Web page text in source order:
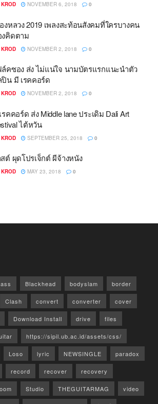
KROD NOVEMBER 6, 2018 0
งหลวง 2019 เพลงสะท้อนสังคมที่ใครบางคน
คิดตาม
KROD NOVEMBER 2, 2018 0
คซอง ส่ง ไม่แน่ใจ นามบัตรแรกแนะนำตัว
น มี เรคคอร์ด
KROD NOVEMBER 2, 2018 0
รคคอร์ด ส่ง Middle lane ประเดิม Dali Art
ไต้หวัน
KROD SEPTEMBER 25, 2018 0
ต์ ผุดโปรเจ็กต์ ผีจ้างหนัง
KROD MAY 23, 2018 0
Blackhead bodyslam border
Clash convert converter cover
Download Install drive files
https://sipil.ub.ac.id/assets/css/
Loso lyric NEWSINGLE paradox
record recover recovery
Studio THEGUITARMAG video